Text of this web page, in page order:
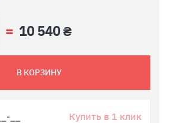
10 540 ₴
В КОРЗИНУ
Купить в 1 клик